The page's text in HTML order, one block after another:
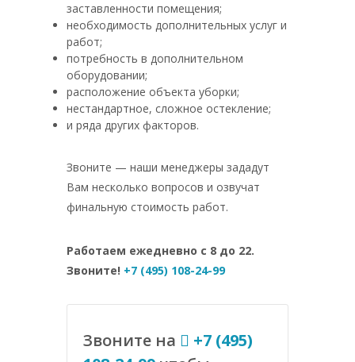
заставленности помещения;
необходимость дополнительных услуг и
работ;
потребность в дополнительном
оборудовании;
расположение объекта уборки;
нестандартное, сложное остекление;
и ряда других факторов.
Звоните — наши менеджеры зададут
Вам несколько вопросов и озвучат
финальную стоимость работ.
Работаем ежедневно с 8 до 22.
Звоните! +7 (495) 108-24-99
Звоните на
+7 (495)